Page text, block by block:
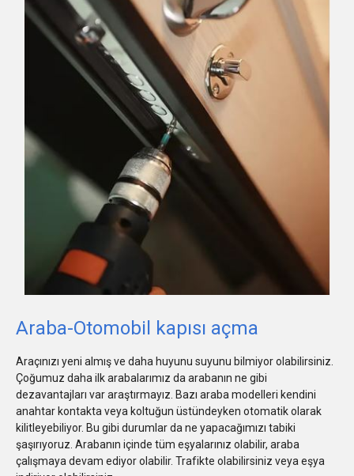
Araba-Otomobil kapısı açma
Araçınızı yeni almış ve daha huyunu suyunu bilmiyor olabilirsiniz.
Çoğumuz daha ilk arabalarımız da arabanın ne gibi
dezavantajları var araştırmayız. Bazı araba modelleri kendini
anahtar kontakta veya koltuğun üstündeyken otomatik olarak
kilitleyebiliyor. Bu gibi durumlar da ne yapacağımızı tabiki
şaşırıyoruz. Arabanın içinde tüm eşyalarınız olabilir, araba
çalışmaya devam ediyor olabilir. Trafikte olabilirsiniz veya eşya